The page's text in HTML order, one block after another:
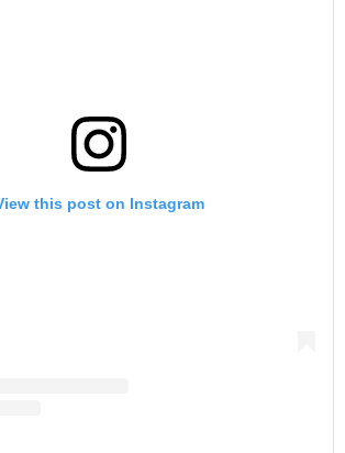
this post on Instagram